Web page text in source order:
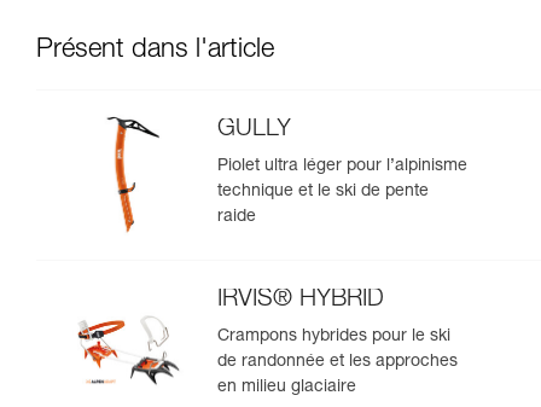
Présent dans l'article
GULLY
Piolet ultra léger pour l’alpinisme
technique et le ski de pente
raide
IRVIS® HYBRID
Crampons hybrides pour le ski
de randonnée et les approches
en milieu glaciaire